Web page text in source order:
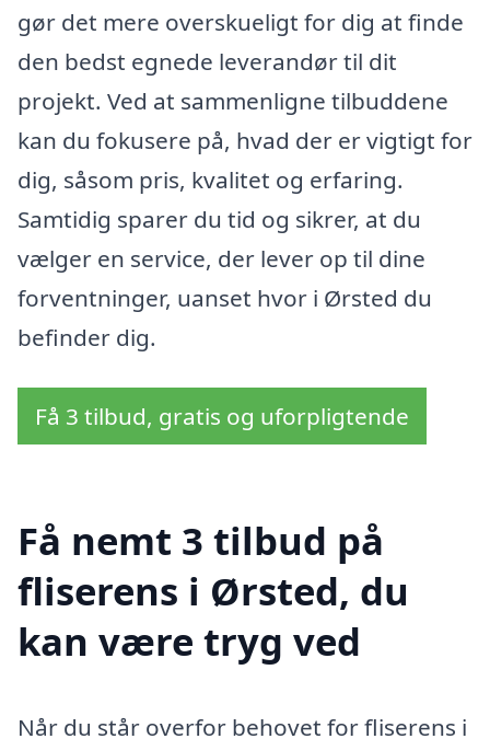
gør det mere overskueligt for dig at finde
den bedst egnede leverandør til dit
projekt. Ved at sammenligne tilbuddene
kan du fokusere på, hvad der er vigtigt for
dig, såsom pris, kvalitet og erfaring.
Samtidig sparer du tid og sikrer, at du
vælger en service, der lever op til dine
forventninger, uanset hvor i Ørsted du
befinder dig.
Få 3 tilbud, gratis og uforpligtende
Få nemt 3 tilbud på
fliserens i Ørsted, du
kan være tryg ved
Når du står overfor behovet for fliserens i